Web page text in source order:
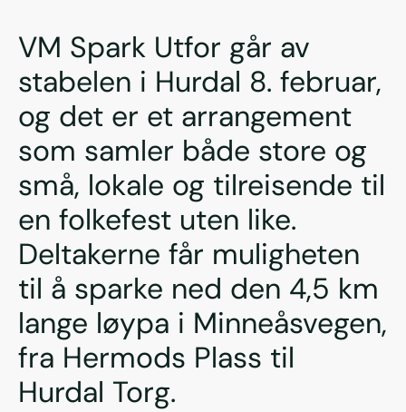
VM Spark Utfor går av
stabelen i Hurdal 8. februar,
og det er et arrangement
som samler både store og
små, lokale og tilreisende til
en folkefest uten like.
Deltakerne får muligheten
til å sparke ned den 4,5 km
lange løypa i Minneåsvegen,
fra Hermods Plass til
Hurdal Torg.